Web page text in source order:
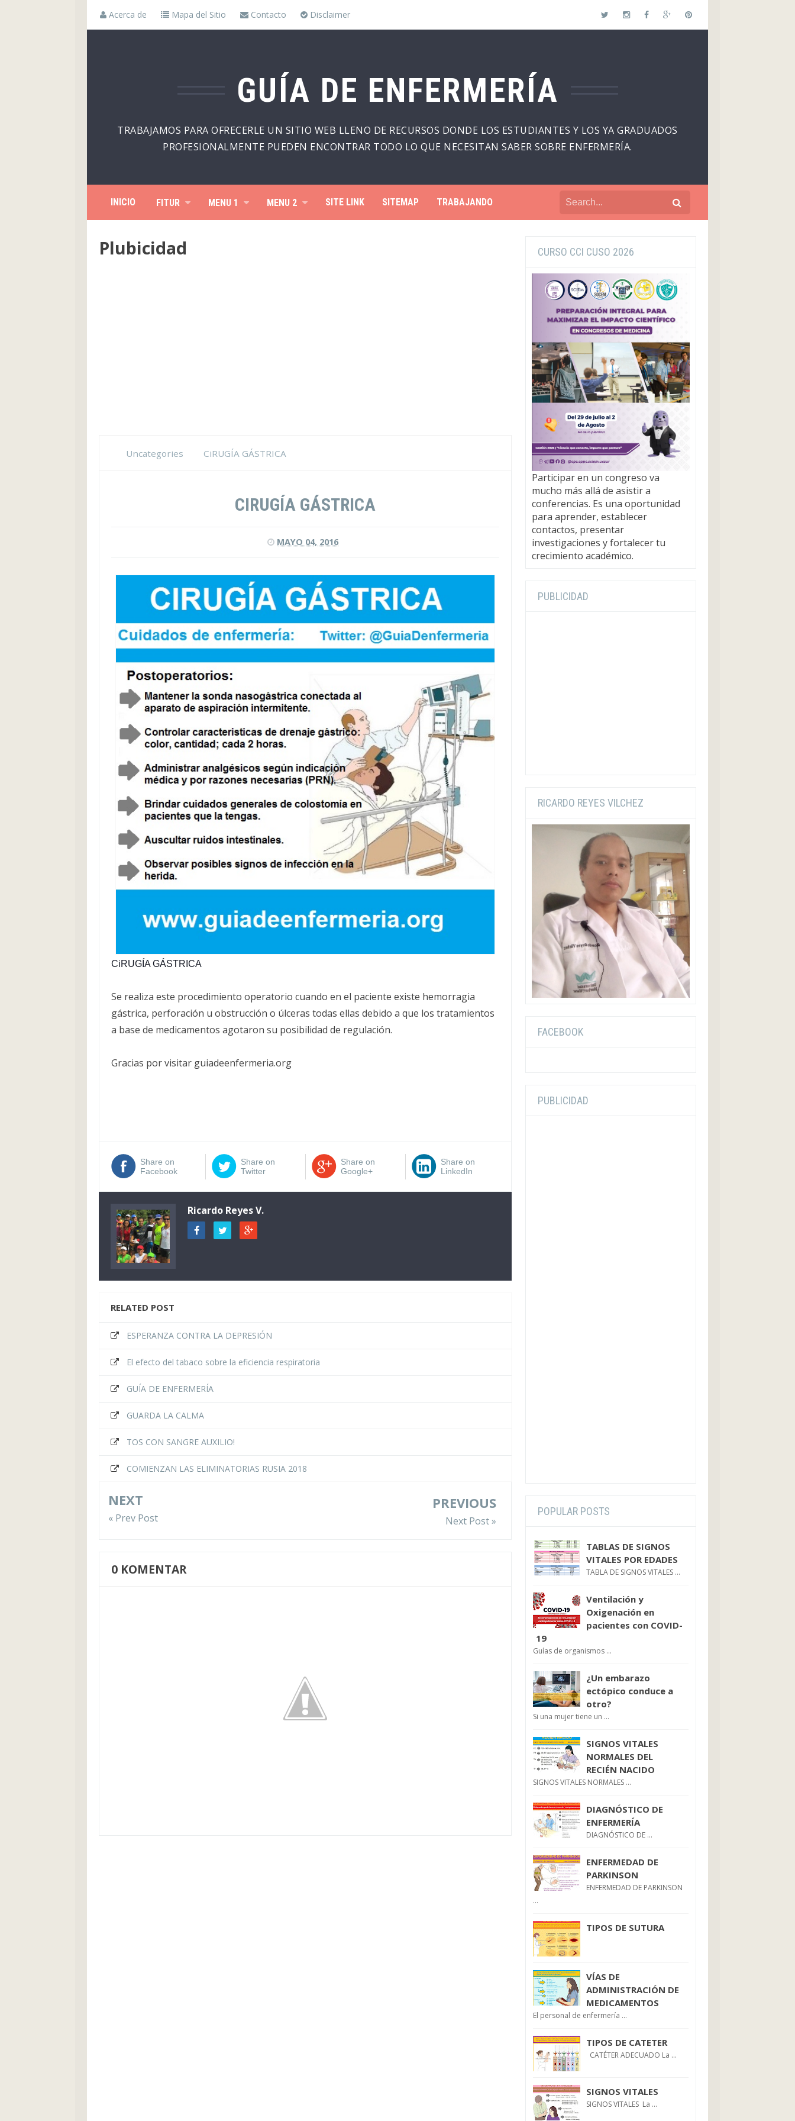
Acerca de Mapa del Sitio Contacto Disclaimer
GUÍA DE ENFERMERÍA
TRABAJAMOS PARA OFRECERLE UN SITIO WEB LLENO DE RECURSOS DONDE LOS ESTUDIANTES Y LOS YA GRADUADOS
PROFESIONALMENTE PUEDEN ENCONTRAR TODO LO QUE NECESITAN SABER SOBRE ENFERMERÍA.
INICIO FITUR MENU 1 MENU 2 SITE LINK SITEMAP TRABAJANDO
Plubicidad
Uncategories CiRUGÍA GÁSTRICA
CIRUGÍA GÁSTRICA
MAYO 04, 2016
CiRUGÍA GÁSTRICA
Se realiza este procedimiento operatorio cuando en el paciente existe hemorragia
gástrica, perforación u obstrucción o úlceras todas ellas debido a que los tratamientos
a base de medicamentos agotaron su posibilidad de regulación.
Gracias por visitar guiadeenfermeria.org
Share on
Facebook
Share on
Twitter
Share on
Google+
Share on
LinkedIn
Ricardo Reyes V.
RELATED POST
ESPERANZA CONTRA LA DEPRESIÓN
El efecto del tabaco sobre la eficiencia respiratoria
GUÍA DE ENFERMERÍA
GUARDA LA CALMA
TOS CON SANGRE AUXILIO!
COMIENZAN LAS ELIMINATORIAS RUSIA 2018
NEXT
« Prev Post
PREVIOUS
Next Post »
0 KOMENTAR
CURSO CCI CUSO 2026
Participar en un congreso va
mucho más allá de asistir a
conferencias. Es una oportunidad
para aprender, establecer
contactos, presentar
investigaciones y fortalecer tu
crecimiento académico.
PUBLICIDAD
RICARDO REYES VILCHEZ
FACEBOOK
PUBLICIDAD
POPULAR POSTS
TABLAS DE SIGNOS
VITALES POR EDADES
TABLA DE SIGNOS VITALES ...
Ventilación y
Oxigenación en
pacientes con COVID-
19
Guías de organismos ...
¿Un embarazo
ectópico conduce a
otro?
Si una mujer tiene un ...
SIGNOS VITALES
NORMALES DEL
RECIÉN NACIDO
SIGNOS VITALES NORMALES ...
DIAGNÓSTICO DE
ENFERMERÍA
DIAGNÓSTICO DE ...
ENFERMEDAD DE
PARKINSON
ENFERMEDAD DE PARKINSON
...
TIPOS DE SUTURA
VÍAS DE
ADMINISTRACIÓN DE
MEDICAMENTOS
El personal de enfermería ...
TIPOS DE CATETER
CATÉTER ADECUADO La ...
SIGNOS VITALES
SIGNOS VITALES La ...